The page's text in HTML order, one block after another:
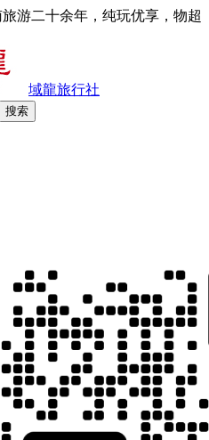
游二十余年，纯玩优享，物超
域龍旅行社
搜索